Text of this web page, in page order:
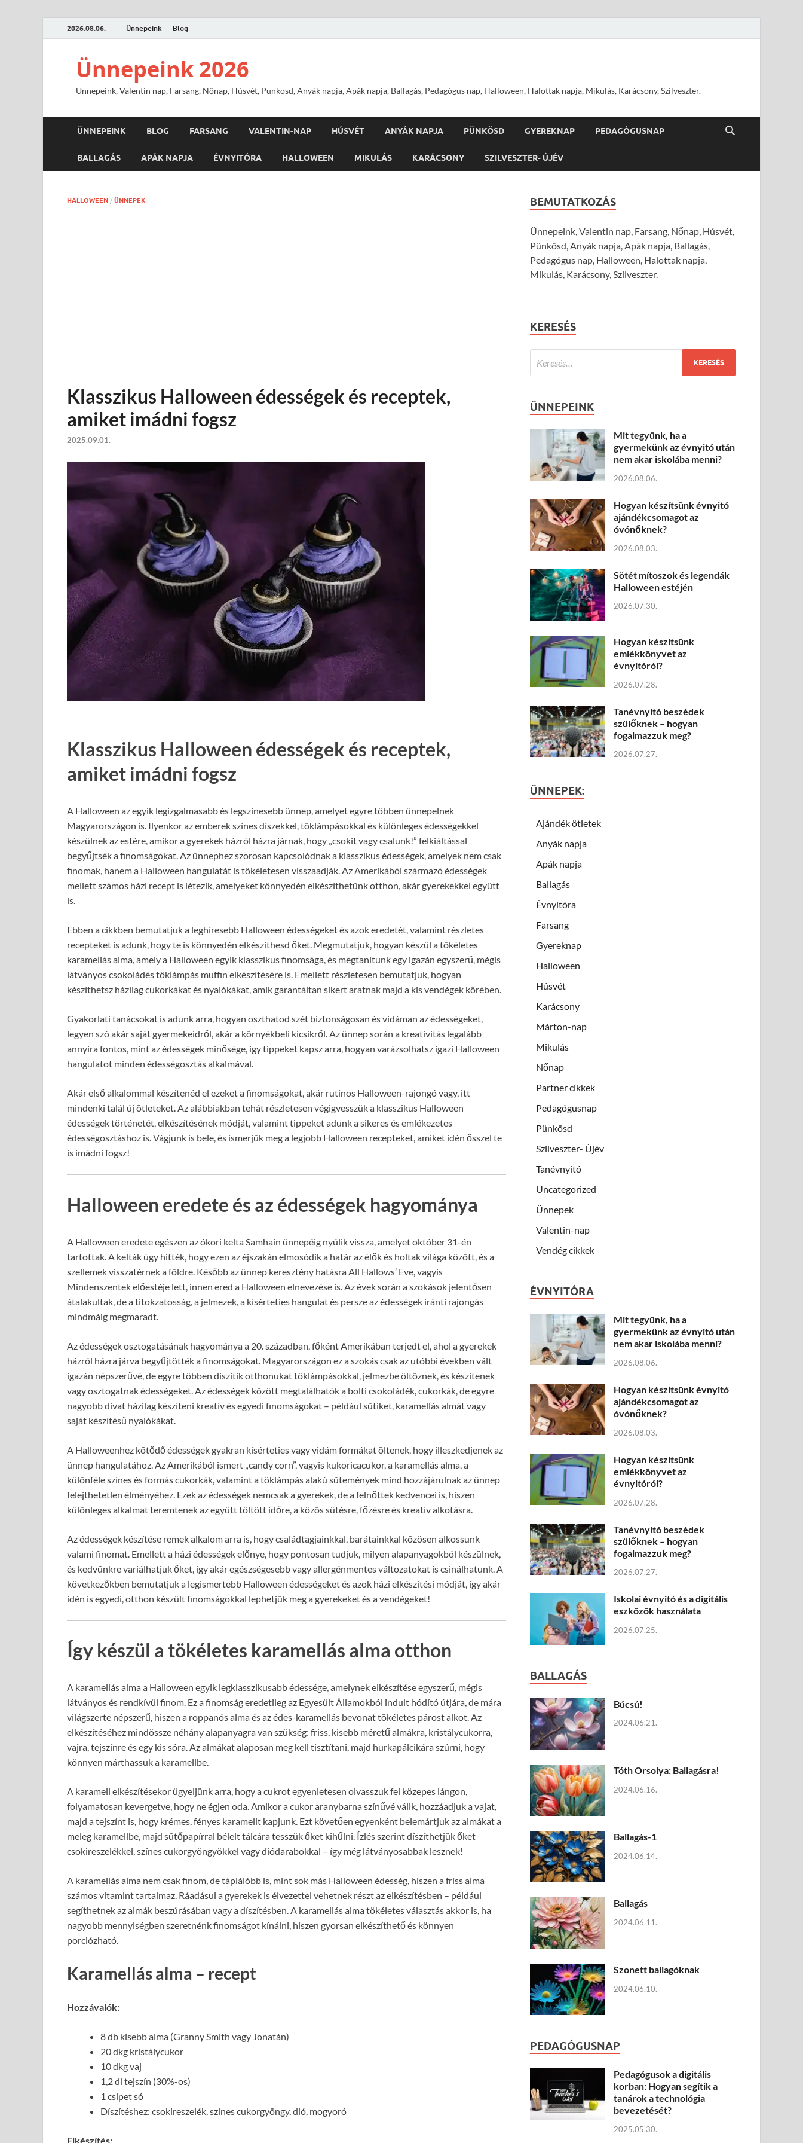
2026.08.06. Ünnepeink Blog
Ünnepeink 2026
Ünnepeink, Valentin nap, Farsang, Nőnap, Húsvét, Pünkösd, Anyák napja, Apák napja, Ballagás, Pedagógus nap, Halloween, Halottak napja, Mikulás, Karácsony, Szilveszter.
ÜNNEPEINK BLOG FARSANG VALENTIN-NAP HÚSVÉT ANYÁK NAPJA PÜNKÖSD GYEREKNAP PEDAGÓGUSNAP
BALLAGÁS APÁK NAPJA ÉVNYITÓRA HALLOWEEN MIKULÁS KARÁCSONY SZILVESZTER- ÚJÉV
HALLOWEEN / ÜNNEPEK
Klasszikus Halloween édességek és receptek,
amiket imádni fogsz
2025.09.01.
Klasszikus Halloween édességek és receptek,
amiket imádni fogsz
A Halloween az egyik legizgalmasabb és legszínesebb ünnep, amelyet egyre többen ünnepelnek
Magyarországon is. Ilyenkor az emberek színes díszekkel, töklámpásokkal és különleges édességekkel
készülnek az estére, amikor a gyerekek házról házra járnak, hogy „csokit vagy csalunk!” felkiáltással
begyűjtsék a finomságokat. Az ünnephez szorosan kapcsolódnak a klasszikus édességek, amelyek nem csak
finomak, hanem a Halloween hangulatát is tökéletesen visszaadják. Az Amerikából származó édességek
mellett számos házi recept is létezik, amelyeket könnyedén elkészíthetünk otthon, akár gyerekekkel együtt
is.
Ebben a cikkben bemutatjuk a leghíresebb Halloween édességeket és azok eredetét, valamint részletes
recepteket is adunk, hogy te is könnyedén elkészíthesd őket. Megmutatjuk, hogyan készül a tökéletes
karamellás alma, amely a Halloween egyik klasszikus finomsága, és megtanítunk egy igazán egyszerű, mégis
látványos csokoládés töklámpás muffin elkészítésére is. Emellett részletesen bemutatjuk, hogyan
készíthetsz házilag cukorkákat és nyalókákat, amik garantáltan sikert aratnak majd a kis vendégek körében.
Gyakorlati tanácsokat is adunk arra, hogyan oszthatod szét biztonságosan és vidáman az édességeket,
legyen szó akár saját gyermekeidről, akár a környékbeli kicsikről. Az ünnep során a kreativitás legalább
annyira fontos, mint az édességek minősége, így tippeket kapsz arra, hogyan varázsolhatsz igazi Halloween
hangulatot minden édességosztás alkalmával.
Akár első alkalommal készítenéd el ezeket a finomságokat, akár rutinos Halloween-rajongó vagy, itt
mindenki talál új ötleteket. Az alábbiakban tehát részletesen végigvesszük a klasszikus Halloween
édességek történetét, elkészítésének módját, valamint tippeket adunk a sikeres és emlékezetes
édességosztáshoz is. Vágjunk is bele, és ismerjük meg a legjobb Halloween recepteket, amiket idén ősszel te
is imádni fogsz!
Halloween eredete és az édességek hagyománya
A Halloween eredete egészen az ókori kelta Samhain ünnepéig nyúlik vissza, amelyet október 31-én
tartottak. A kelták úgy hitték, hogy ezen az éjszakán elmosódik a határ az élők és holtak világa között, és a
szellemek visszatérnek a földre. Később az ünnep keresztény hatásra All Hallows’ Eve, vagyis
Mindenszentek előestéje lett, innen ered a Halloween elnevezése is. Az évek során a szokások jelentősen
átalakultak, de a titokzatosság, a jelmezek, a kísérteties hangulat és persze az édességek iránti rajongás
mindmáig megmaradt.
Az édességek osztogatásának hagyománya a 20. században, főként Amerikában terjedt el, ahol a gyerekek
házról házra járva begyűjtötték a finomságokat. Magyarországon ez a szokás csak az utóbbi években vált
igazán népszerűvé, de egyre többen díszítik otthonukat töklámpásokkal, jelmezbe öltöznek, és készítenek
vagy osztogatnak édességeket. Az édességek között megtalálhatók a bolti csokoládék, cukorkák, de egyre
nagyobb divat házilag készíteni kreatív és egyedi finomságokat – például sütiket, karamellás almát vagy
saját készítésű nyalókákat.
A Halloweenhez kötődő édességek gyakran kísérteties vagy vidám formákat öltenek, hogy illeszkedjenek az
ünnep hangulatához. Az Amerikából ismert „candy corn”, vagyis kukoricacukor, a karamellás alma, a
különféle színes és formás cukorkák, valamint a töklámpás alakú sütemények mind hozzájárulnak az ünnep
felejthetetlen élményéhez. Ezek az édességek nemcsak a gyerekek, de a felnőttek kedvencei is, hiszen
különleges alkalmat teremtenek az együtt töltött időre, a közös sütésre, főzésre és kreatív alkotásra.
Az édességek készítése remek alkalom arra is, hogy családtagjainkkal, barátainkkal közösen alkossunk
valami finomat. Emellett a házi édességek előnye, hogy pontosan tudjuk, milyen alapanyagokból készülnek,
és kedvünkre variálhatjuk őket, így akár egészségesebb vagy allergénmentes változatokat is csinálhatunk. A
következőkben bemutatjuk a legismertebb Halloween édességeket és azok házi elkészítési módját, így akár
idén is egyedi, otthon készült finomságokkal lephetjük meg a gyerekeket és a vendégeket!
Így készül a tökéletes karamellás alma otthon
A karamellás alma a Halloween egyik legklasszikusabb édessége, amelynek elkészítése egyszerű, mégis
látványos és rendkívül finom. Ez a finomság eredetileg az Egyesült Államokból indult hódító útjára, de mára
világszerte népszerű, hiszen a roppanós alma és az édes-karamellás bevonat tökéletes párost alkot. Az
elkészítéséhez mindössze néhány alapanyagra van szükség: friss, kisebb méretű almákra, kristálycukorra,
vajra, tejszínre és egy kis sóra. Az almákat alaposan meg kell tisztítani, majd hurkapálcikára szúrni, hogy
könnyen márthassuk a karamellbe.
A karamell elkészítésekor ügyeljünk arra, hogy a cukrot egyenletesen olvasszuk fel közepes lángon,
folyamatosan kevergetve, hogy ne égjen oda. Amikor a cukor aranybarna színűvé válik, hozzáadjuk a vajat,
majd a tejszínt is, hogy krémes, fényes karamellt kapjunk. Ezt követően egyenként belemártjuk az almákat a
meleg karamellbe, majd sütőpapírral bélelt tálcára tesszük őket kihűlni. Ízlés szerint díszíthetjük őket
csokireszelékkel, színes cukorgyöngyökkel vagy diódarabokkal – így még látványosabbak lesznek!
A karamellás alma nem csak finom, de táplálóbb is, mint sok más Halloween édesség, hiszen a friss alma
számos vitamint tartalmaz. Ráadásul a gyerekek is élvezettel vehetnek részt az elkészítésben – például
segíthetnek az almák beszúrásában vagy a díszítésben. A karamellás alma tökéletes választás akkor is, ha
nagyobb mennyiségben szeretnénk finomságot kínálni, hiszen gyorsan elkészíthető és könnyen
porciózható.
Karamellás alma – recept
Hozzávalók:
8 db kisebb alma (Granny Smith vagy Jonatán)
20 dkg kristálycukor
10 dkg vaj
1,2 dl tejszín (30%-os)
1 csipet só
Díszítéshez: csokireszelék, színes cukorgyöngy, dió, mogyoró
Elkészítés:
BEMUTATKOZÁS
Ünnepeink, Valentin nap, Farsang, Nőnap, Húsvét,
Pünkösd, Anyák napja, Apák napja, Ballagás,
Pedagógus nap, Halloween, Halottak napja,
Mikulás, Karácsony, Szilveszter.
KERESÉS
ÜNNEPEINK
Mit tegyünk, ha a
gyermekünk az évnyitó után
nem akar iskolába menni?
2026.08.06.
Hogyan készítsünk évnyitó
ajándékcsomagot az
óvónőknek?
2026.08.03.
Sötét mítoszok és legendák
Halloween estéjén
2026.07.30.
Hogyan készítsünk
emlékkönyvet az
évnyitóról?
2026.07.28.
Tanévnyitó beszédek
szülőknek – hogyan
fogalmazzuk meg?
2026.07.27.
ÜNNEPEK:
Ajándék ötletek
Anyák napja
Apák napja
Ballagás
Évnyitóra
Farsang
Gyereknap
Halloween
Húsvét
Karácsony
Márton-nap
Mikulás
Nőnap
Partner cikkek
Pedagógusnap
Pünkösd
Szilveszter- Újév
Tanévnyitó
Uncategorized
Ünnepek
Valentin-nap
Vendég cikkek
ÉVNYITÓRA
Mit tegyünk, ha a
gyermekünk az évnyitó után
nem akar iskolába menni?
2026.08.06.
Hogyan készítsünk évnyitó
ajándékcsomagot az
óvónőknek?
2026.08.03.
Hogyan készítsünk
emlékkönyvet az
évnyitóról?
2026.07.28.
Tanévnyitó beszédek
szülőknek – hogyan
fogalmazzuk meg?
2026.07.27.
Iskolai évnyitó és a digitális
eszközök használata
2026.07.25.
BALLAGÁS
Búcsú!
2024.06.21.
Tóth Orsolya: Ballagásra!
2024.06.16.
Ballagás-1
2024.06.14.
Ballagás
2024.06.11.
Szonett ballagóknak
2024.06.10.
PEDAGÓGUSNAP
Pedagógusok a digitális
korban: Hogyan segítik a
tanárok a technológia
bevezetését?
2025.05.30.